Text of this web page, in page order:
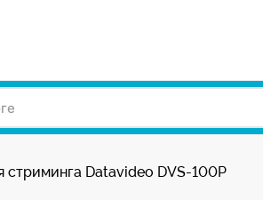
Datavideo DVS-100P